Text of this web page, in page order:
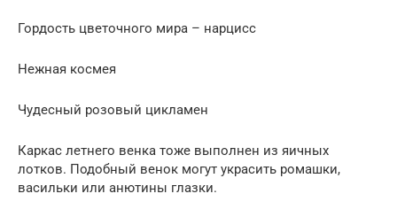
Гордость цветочного мира – нарцисс
Нежная космея
Чудесный розовый цикламен
Каркас летнего венка тоже выполнен из яичных
лотков. Подобный венок могут украсить ромашки,
васильки или анютины глазки.